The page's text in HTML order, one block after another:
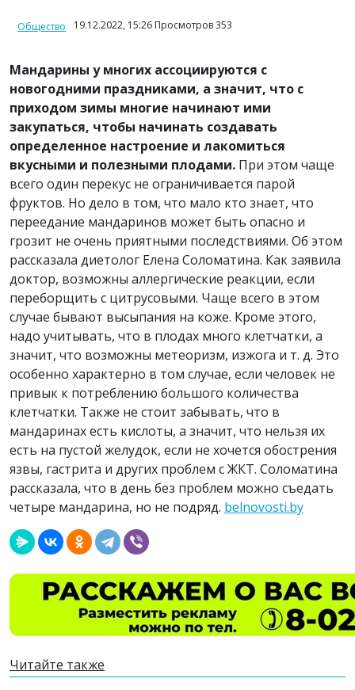
Общество 19.12.2022, 15:26 Просмотров 353
Мандарины у многих ассоциируются с
новогодними праздниками, а значит, что с
приходом зимы многие начинают ими
закупаться, чтобы начинать создавать
определенное настроение и лакомиться
вкусными и полезными плодами. При этом чаще
всего один перекус не ограничивается парой
фруктов. Но дело в том, что мало кто знает, что
переедание мандаринов может быть опасно и
грозит не очень приятными последствиями. Об этом
рассказала диетолог Елена Соломатина. Как заявила
доктор, возможны аллергические реакции, если
переборщить с цитрусовыми. Чаще всего в этом
случае бывают высыпания на коже. Кроме этого,
надо учитывать, что в плодах много клетчатки, а
значит, что возможны метеоризм, изжога и т. д. Это
особенно характерно в том случае, если человек не
привык к потреблению большого количества
клетчатки. Также не стоит забывать, что в
мандаринах есть кислоты, а значит, что нельзя их
есть на пустой желудок, если не хочется обострения
язвы, гастрита и других проблем с ЖКТ. Соломатина
рассказала, что в день без проблем можно съедать
четыре мандарина, но не подряд. belnovosti.by
Читайте также